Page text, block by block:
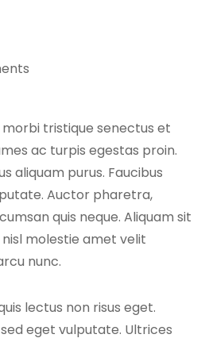
tristique senectus et
ac turpis egestas proin.
aliquam purus. Faucibus
Auctor pharetra,
quis neque. Aliquam sit
molestie amet velit
nunc.
lectus non risus eget.
eget vulputate. Ultrices